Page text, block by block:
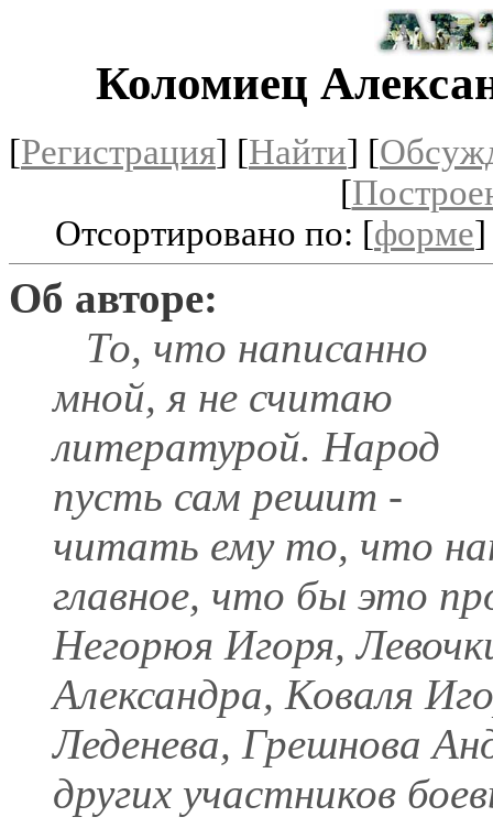
Коломиец
[Регистрация] [Найти] [
[
Отсортировано по: [форме
Об авторе:
То, что написанно
мной, я не считаю
литературой. Народ
пусть сам решит -
читать ему то, что
главное, что бы это
Негорюя Игоря,
Александра, Коваля
Леденева, Грешнова
других участников